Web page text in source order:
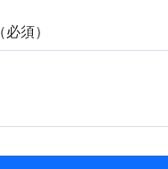
須）